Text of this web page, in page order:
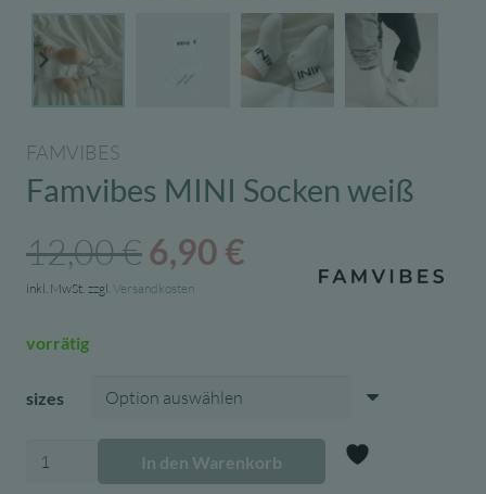
FAMVIBES
Famvibes MINI Socken weiß
12,00€ Ursprünglicher
Preis
6,90 €
Preis
inkl. MwSt. zzgl. Versandkosten
vorrätig
sizes
Famvibes
In den Warenkorb